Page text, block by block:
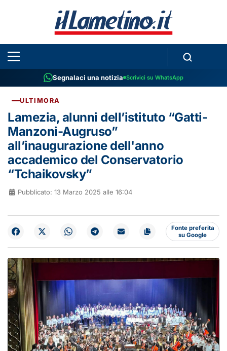
Segnalaci una notizia Scrivici su WhatsApp
ULTIMORA
Lamezia, alunni dell’istituto “Gatti-
Manzoni-Augruso”
all’inaugurazione dell'anno
accademico del Conservatorio
“Tchaikovsky”
Pubblicato: 13 Marzo 2025 alle 16:04
Fonte preferita
su Google